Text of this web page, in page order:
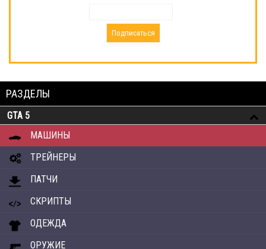
РАЗДЕЛЫ
GTA 5
МАШИНЫ
ТРЕЙНЕРЫ
ПАТЧИ
СКРИПТЫ
ОДЕЖДА
ОРУЖИЕ